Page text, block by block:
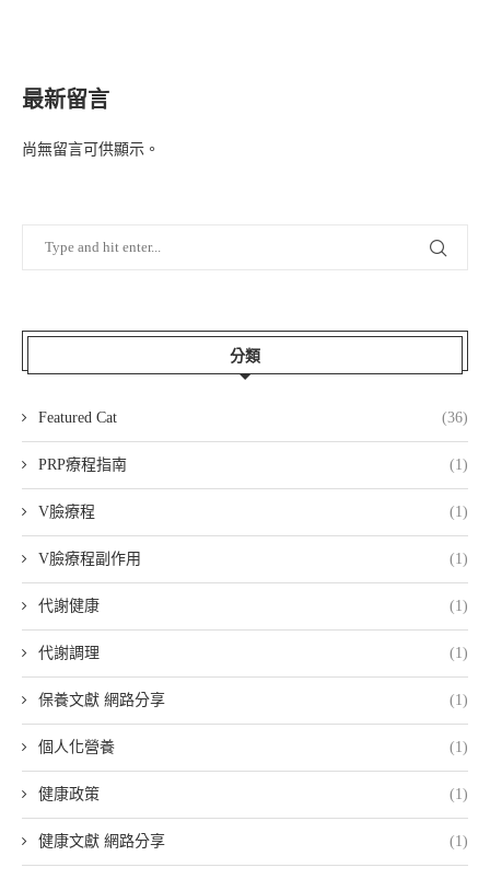
最新留言
尚無留言可供顯示。
分類
Featured Cat (36)
PRP療程指南 (1)
V臉療程 (1)
V臉療程副作用 (1)
代謝健康 (1)
代謝調理 (1)
保養文獻 網路分享 (1)
個人化營養 (1)
健康政策 (1)
健康文獻 網路分享 (1)